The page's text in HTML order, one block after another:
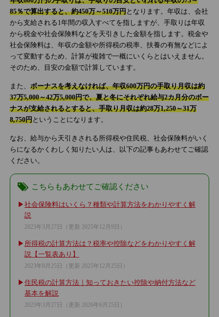
85％で算出すると、約450万～510万円となります。年収は、会社
から支給される1年間の収入すべてを指しますが、手取りは年収
から税金や社会保険料などを天引きした金額を指します。税金や
社会保険料は、年収の金額や所得税の税率、扶養の有無などによ
って変動するため、計算が複雑で一概にいくらとはいえません。
そのため、目安の金額で計算しています。
また、 ボーナスを考えなければ、年収600万円の手取り月収は約
37万5,000～42万5,000円で、夏と冬にそれぞれ給与2カ月分のボー
ナスが支給されるとすると、手取り月収は約28万1,250～31万
8,750円ということになります。
なお、給与から天引きされる所得税や住民税、社会保険料がいく
らになるかくわしく知りたい人は、以下の記事もあわせてご確認
ください。
こちらもあわせてご確認ください
社会保険料はいくら？種類や計算方法をわかりやすく解
説
2023年3月27日 （更新 2025年12月9日）
所得税の計算方法は？税率や控除などをわかりやすく解
説【一覧表あり】
2023年8月25日 （更新 2025年12月25日）
住民税の計算方法｜知っておきたい控除や納付方法など
基本を解説
2023年3月27日 （更新 2026年6月25日）